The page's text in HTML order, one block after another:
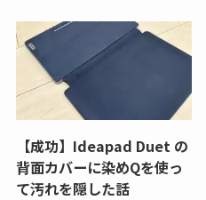
【成功】Ideapad Duet の
背面カバーに染めQを使っ
て汚れを隠した話